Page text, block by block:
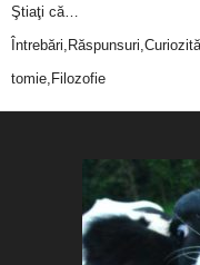
Ştiaţi că…
tomie,Filozofie